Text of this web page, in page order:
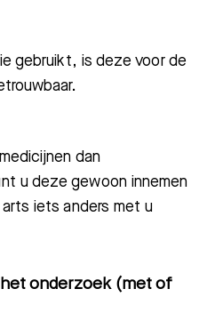
gebruikt, is deze voor de
dan
u deze gewoon innemen
iets anders met u
onderzoek (met of